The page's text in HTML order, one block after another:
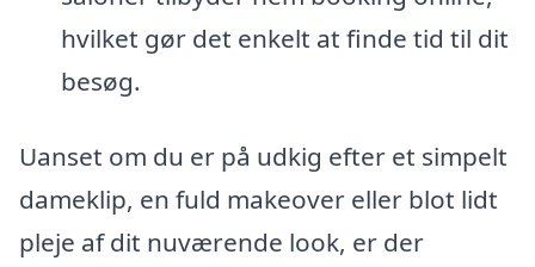
hvilket gør det enkelt at finde tid til dit
besøg.
Uanset om du er på udkig efter et simpelt
dameklip, en fuld makeover eller blot lidt
pleje af dit nuværende look, er der